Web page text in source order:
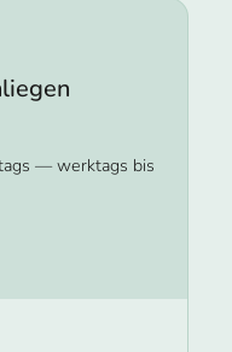
— werktags bis